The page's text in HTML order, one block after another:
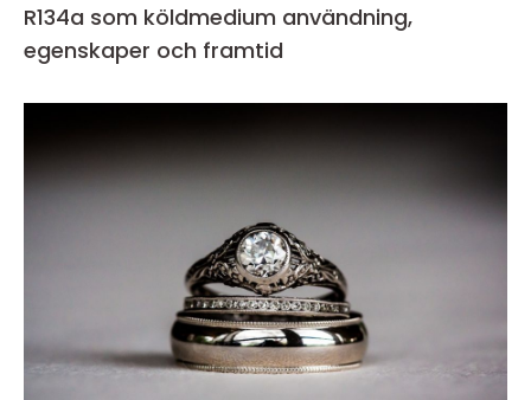
R134a som köldmedium användning,
egenskaper och framtid